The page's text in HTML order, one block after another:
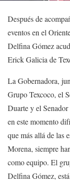
Después de
eventos en el
Delfina Gómez
Erick Galicia de
La Gobernadora,
Grupo Texcoco, el
Duarte y el
en este momento
que más allá de las
Morena, siempre
como equipo. El
Delfina Gómez,